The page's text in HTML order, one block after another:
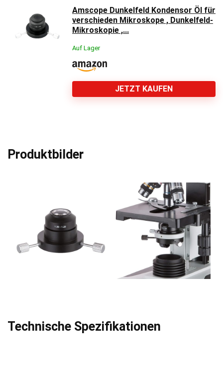
Amscope Dunkelfeld Kondensor Öl für
verschieden Mikroskope , Dunkelfeld-
Mikroskopie ,...
Auf Lager
JETZT KAUFEN
Produktbilder
Technische Spezifikationen